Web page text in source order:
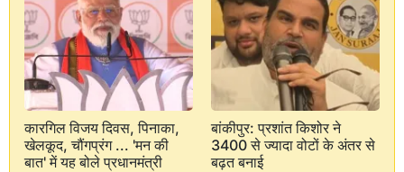
कारगिल विजय दिवस, पिनाका,
खेलकूद, चौंगप्रंग ... 'मन की
बात' में यह बोले प्रधानमंत्री
बांकीपुर: प्रशांत किशोर ने
3400 से ज्यादा वोटों के अंतर से
बढ़त बनाई